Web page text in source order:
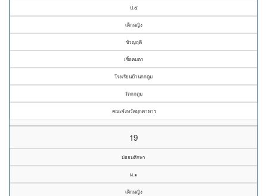
ป.๕
เด็กหญิง
ขัวญฤดี
เชิ้อคมตา
โรงเรียนบ้านกกตูม
วัดกกตูม
คณะจังหวัดมุกดาหาร
19
มัธยมศึกษา
ม.๑
เด็กหญิง